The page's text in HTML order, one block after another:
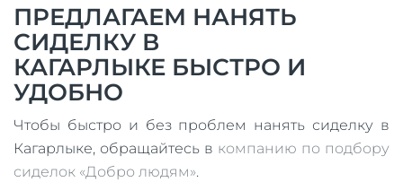
ПРЕДЛАГАЕМ НАНЯТЬ
СИДЕЛКУ В
КАГАРЛЫКЕ БЫСТРО И
УДОБНО
Чтобы быстро и без проблем нанять сиделку в
Кагарлыке, обращайтесь в компанию по подбору
сиделок «Добро людям».